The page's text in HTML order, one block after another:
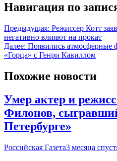
Навигация по
Предыдущая: Режиссер Котт
негативно влияют на прокат
Далее: Появились атмосферные
«Горца» с Генри Кавиллом
Похожие новости
Умер актер и
Филонов,
Петербурге»
Российская Газета3 месяца